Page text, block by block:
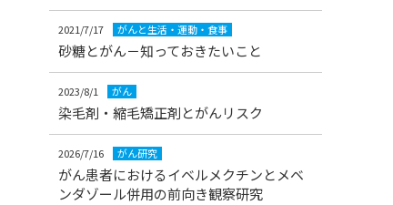
2021/7/17 がんと生活・運動・食事
砂糖とがん－知っておきたいこと
2023/8/1 がん
染毛剤・縮毛矯正剤とがんリスク
2026/7/16 がん研究
がん患者におけるイベルメクチンとメベ
ンダゾール併用の前向き観察研究